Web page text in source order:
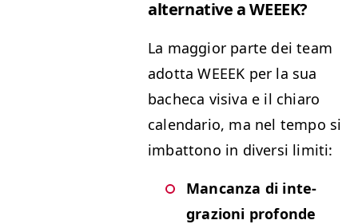
alter­na­tive aWEEEK?
La mag­gior parte dei team
adot­taWEEEK per la sua
bacheca visi­va e il chiaro
cal­en­dario, ma nel tem­po si
imbat­tono in diver­si limiti:
Man­can­za di inte­
grazioni pro­fonde